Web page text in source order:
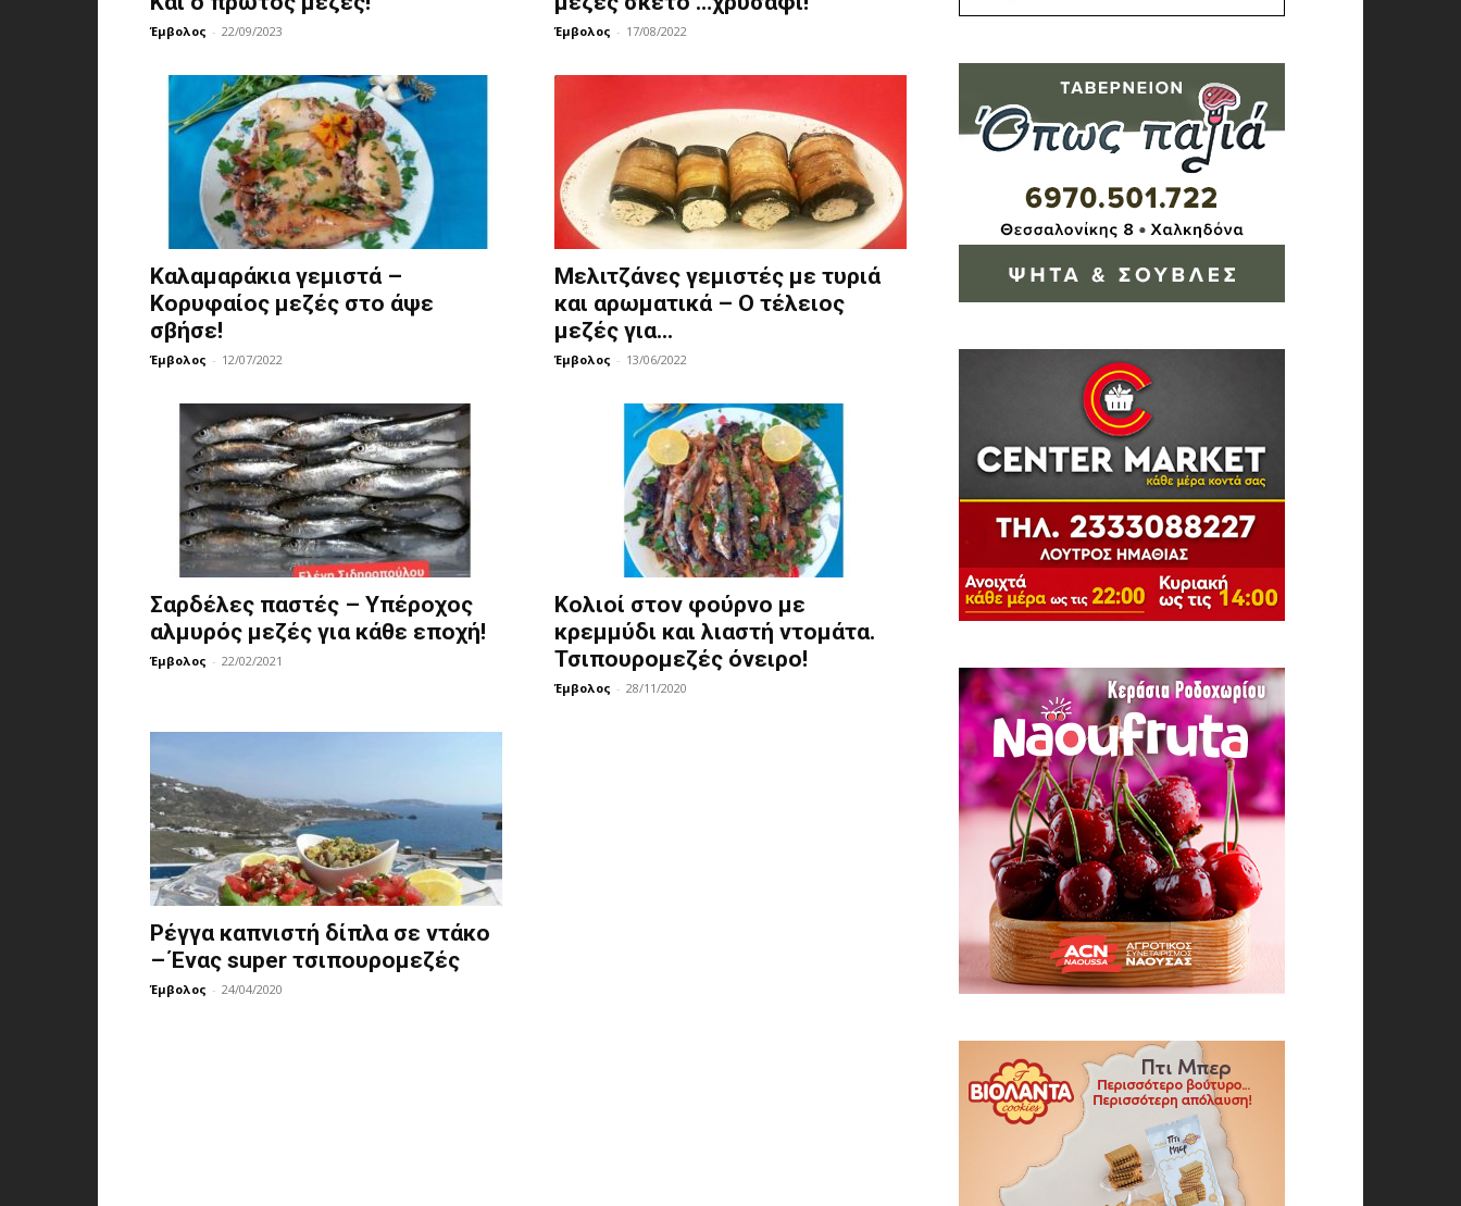
Έμβολος - 22/09/2023 Έμβολος - 17/08/2022
Καλαμαράκια γεμιστά –
Κορυφαίος μεζές στο άψε
σβήσε!
Έμβολος - 12/07/2022
Μελιτζάνες γεμιστές με τυριά
και αρωματικά – Ο τέλειος
μεζές για...
Έμβολος - 13/06/2022
Σαρδέλες παστές – Υπέροχος
αλμυρός μεζές για κάθε εποχή!
Έμβολος - 22/02/2021
Κολιοί στον φούρνο με
κρεμμύδι και λιαστή ντομάτα.
Τσιπουρομεζές όνειρο!
Έμβολος - 28/11/2020
Ρέγγα καπνιστή δίπλα σε ντάκο
– Ένας super τσιπουρομεζές
Έμβολος - 24/04/2020